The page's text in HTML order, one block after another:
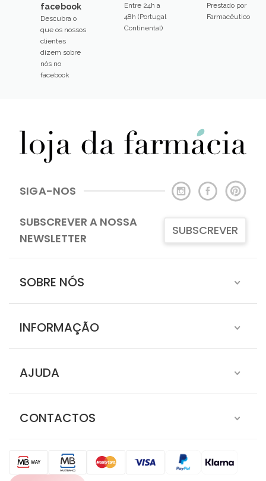
facebook
Descubra o
que os nossos
clientes
dizem sobre
nós no
facebook
Entre 24h a
48h (Portugal
Continental)
Prestado por
Farmacêutico
SIGA-NOS
SUBSCREVER A NOSSA
NEWSLETTER
SUBSCREVER
SOBRE NÓS
INFORMAÇÃO
AJUDA
CONTACTOS